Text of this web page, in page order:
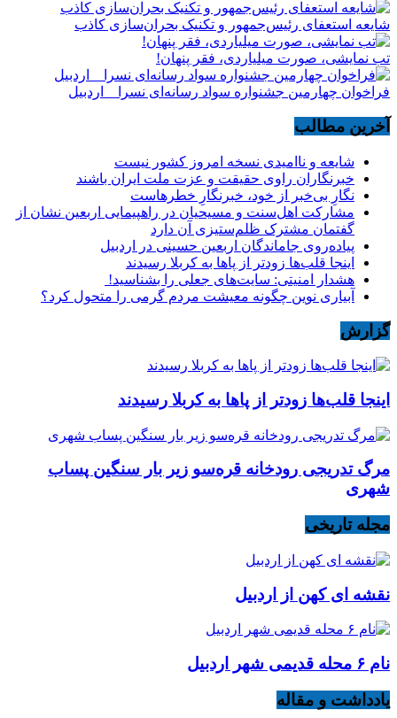
شایعه استعفای رئیس‌جمهور و تکنیک بحران‌سازی کاذب
تب نمایشی، صورت میلیاردی، فقر پنهان!
فراخوان چهارمین جشنواره سواد رسانه‌ای نسرا _ اردبیل
آخرین مطالب
شایعه و ناامیدی نسخه امروز کشور نیست
خبرنگاران راوی حقیقت و عزت ملت ایران باشند
نگارِ بی‌خبر از خود، خبرنگارِ خطرهاست
مشارکت اهل‌سنت و مسیحیان در راهپیمایی اربعین نشان از
گفتمان مشترک ظلم‌ستیزی آن دارد
پیاده‌روی جاماندگان اربعین حسینی در اردبیل
اینجا قلب‌ها زودتر از پاها به کربلا رسیدند
هشدار امنیتی: سایت‌های جعلی را بشناسید!
آبیاری نوین چگونه معیشت مردم گرمی را متحول کرد؟
گزارش
اینجا قلب‌ها زودتر از پاها به کربلا رسیدند
مرگ تدریجی رودخانه قره‌سو زیر بار سنگین پساب
شهری
مجله تاریخی
نقشه ای کهن از اردبیل
نام ۶ محله قدیمی شهر اردبیل
یادداشت و مقاله